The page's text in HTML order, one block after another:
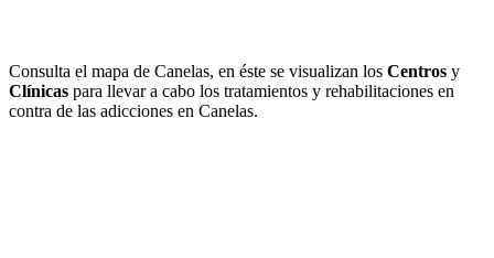
Consulta el mapa de Canelas, en éste se visualizan los Centros y
Clínicas para llevar a cabo los tratamientos y rehabilitaciones en
contra de las adicciones en Canelas.